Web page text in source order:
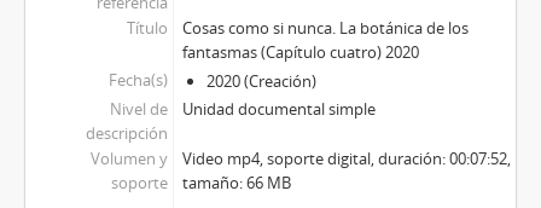
Título
Cosas como si nunca. La botánica de los
fantasmas (Capítulo cuatro) 2020
Fecha(s)
2020 (Creación)
Nivel de
descripción
Unidad documental simple
Volumen y
soporte
Video mp4, soporte digital, duración: 00:07:52,
tamaño: 66 MB